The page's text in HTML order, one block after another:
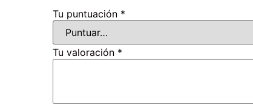
Tu puntuación *
Tu valoración *